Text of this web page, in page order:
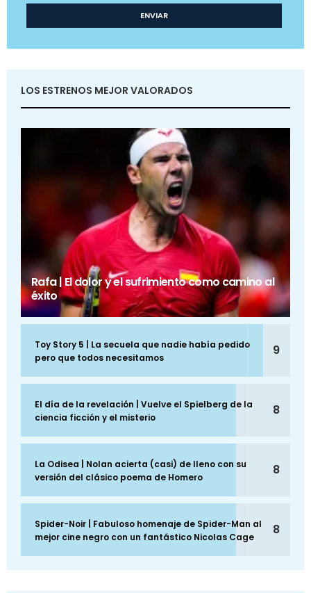
LOS ESTRENOS MEJOR VALORADOS
Rafa | El dolor y el sufrimiento como camino al
éxito
Toy Story 5 | La secuela que nadie había pedido
pero que todos necesitamos
9
El día de la revelación | Vuelve el Spielberg de la
ciencia ficción y el misterio
8
La Odisea | Nolan acierta (casi) de lleno con su
versión del clásico poema de Homero
8
Spider-Noir | Fabuloso homenaje de Spider-Man al
mejor cine negro con un fantástico Nicolas Cage
8